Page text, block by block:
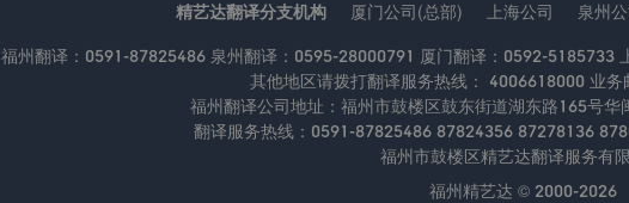
精艺达翻译分支机构 厦门公司(总部) 上海公司 泉州
福州翻译：0591-87825486 泉州翻译：0595-28000791 厦门翻译：0592-5185733
其他地区请拨打翻译服务热线： 4006618000 业
福州翻译公司地址：福州市鼓楼区鼓东街道湖东路165号
翻译服务热线：0591-87825486 87824356 87278136
福州市鼓楼区精艺达翻译服务有
福州精艺达 © 2000-2026